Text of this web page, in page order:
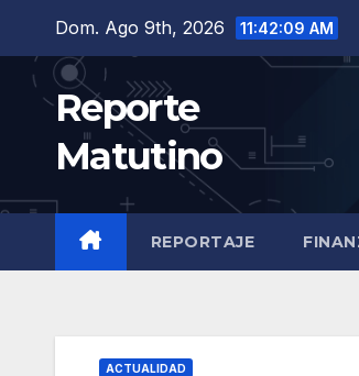
contenido
Dom. Ago 9th, 2026 11:42:10 AM
Reporte
Matutino
REPORTAJE
ACTUALIDAD